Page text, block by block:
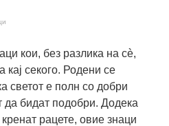
кои, без разлика на сè,
кај секого. Родени се
светот е полн со добри
да бидат подобри. Додека
рацете, овие знаци